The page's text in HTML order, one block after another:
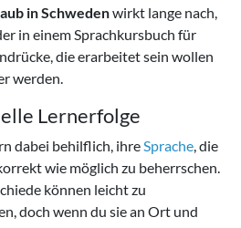
in Schwedenwirkt lange nach,
in einem Sprachkursbuch für
die erarbeitet sein wollen
werden.
Lernerfolge
dabei behilflich, ihreSprache, die
wie möglich zu beherrschen.
können leicht zu
doch wenn du sie an Ort und